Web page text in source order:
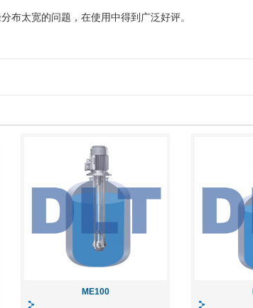
布太宽的问题，在使用中得到广泛好评。
ME100